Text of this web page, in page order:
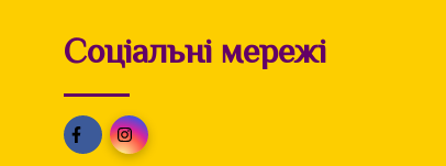
Соціальні мережі